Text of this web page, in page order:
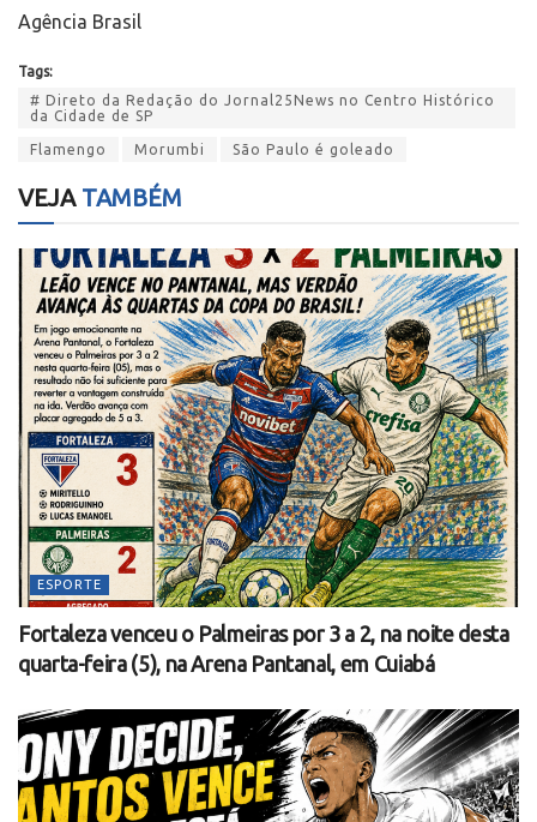
Agência Brasil
Tags:
# Direto da Redação do Jornal25News no Centro Histórico
da Cidade de SP
Flamengo Morumbi São Paulo é goleado
VEJATAMBÉM
ESPORTE
Fortaleza venceu o Palmeiras por 3 a 2, na noite desta
quarta-feira (5), na Arena Pantanal, em Cuiabá